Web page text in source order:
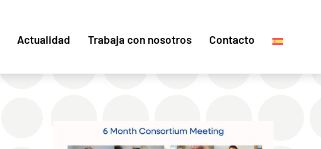
Actualidad Trabaja con nosotros Contacto